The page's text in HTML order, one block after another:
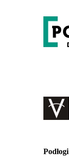
Podłogi